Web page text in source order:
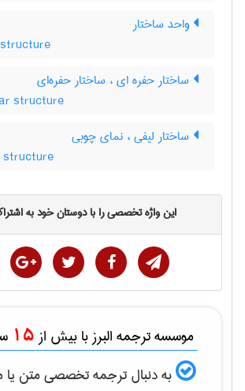
واحد ساختار
ساختار حفره ای ، ساختار حفره‌ای
structure
ساختار لیفی ، نمای چوبی
این واژه تخصصی را با دوستان خود به
موسسه ترجمه البرز با بیش از 15
به دنبال ترجمه تخصصی متن یا